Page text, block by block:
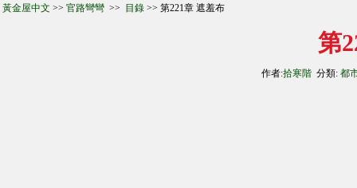
黃金屋中文 >> 官路彎彎 >> 目錄 >> 第221章 遮羞布
第
作者:拾寒階 分類: 都